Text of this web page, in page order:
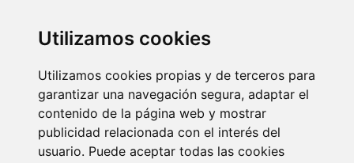
Utilizamos cookies
Utilizamos cookies propias y de terceros para
garantizar una navegación segura, adaptar el
contenido de la página web y mostrar
publicidad relacionada con el interés del
usuario. Puede aceptar todas las cookies